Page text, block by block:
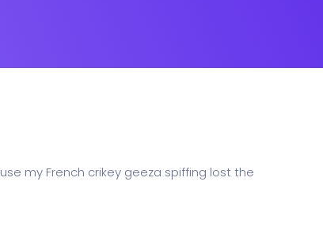
my French crikey geeza spiffing lost the